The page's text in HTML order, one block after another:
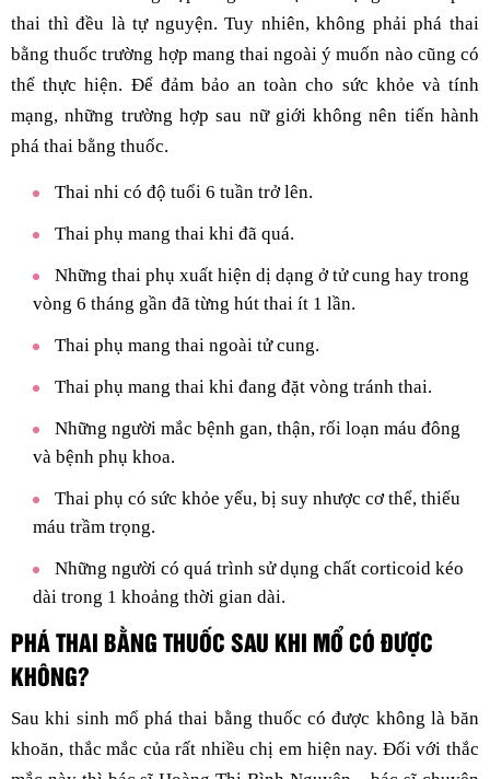
thai thì đều là tự nguyện. Tuy nhiên, không phải phá thai
bằng thuốc trường hợp mang thai ngoài ý muốn nào cũng có
thể thực hiện. Để đảm bảo an toàn cho sức khỏe và tính
mạng, những trường hợp sau nữ giới không nên tiến hành
phá thai bằng thuốc.
Thai nhi có độ tuổi 6 tuần trở lên.
Thai phụ mang thai khi đã quá.
Những thai phụ xuất hiện dị dạng ở tử cung hay trong
vòng 6 tháng gần đã từng hút thai ít 1 lần.
Thai phụ mang thai ngoài tử cung.
Thai phụ mang thai khi đang đặt vòng tránh thai.
Những người mắc bệnh gan, thận, rối loạn máu đông
và bệnh phụ khoa.
Thai phụ có sức khỏe yếu, bị suy nhược cơ thể, thiếu
máu trầm trọng.
Những người có quá trình sử dụng chất corticoid kéo
dài trong 1 khoảng thời gian dài.
PHÁ THAI BẰNG THUỐC SAU KHI MỔ CÓ ĐƯỢC
KHÔNG?
Sau khi sinh mổ phá thai bằng thuốc có được không là băn
khoăn, thắc mắc của rất nhiều chị em hiện nay. Đối với thắc